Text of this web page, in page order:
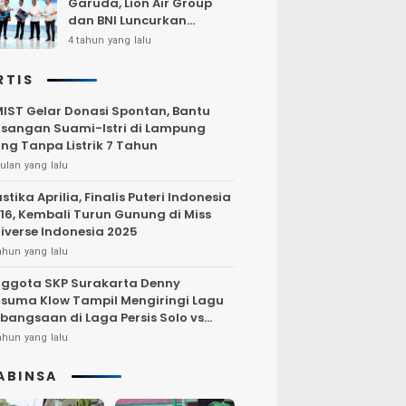
dan BNI Luncurkan
Program Terbang Hemat
4 tahun yang lalu
Gelar Donasi Spontan, Bantu
Suami-Istri di Lampung
Tanpa Listrik 7 Tahun
yang lalu
Aprilia, Finalis Puteri Indonesia
Kembali Turun Gunung di Miss
Indonesia 2025
yang lalu
SKP Surakarta Denny
Klow Tampil Mengiringi Lagu
di Laga Persis Solo vs
Jakarta
yang lalu